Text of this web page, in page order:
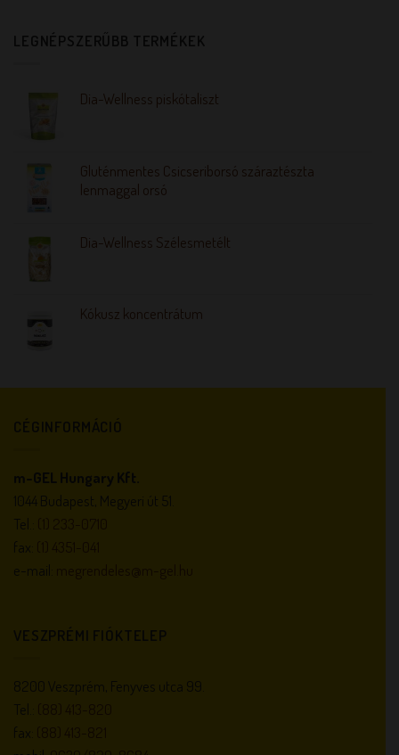
LEGNÉPSZERŰBB TERMÉKEK
Dia-Wellness piskótaliszt
Gluténmentes Csicseriborsó száraztészta
lenmaggal orsó
Dia-Wellness Szélesmetélt
Kókusz koncentrátum
CÉGINFORMÁCIÓ
m-GEL Hungary Kft.
1044 Budapest, Megyeri út 51.
Tel.:
fax:
e-mail:
VESZPRÉMI FIÓKTELEP
8200 Veszprém, Fenyves utca 99.
Tel.:
fax: